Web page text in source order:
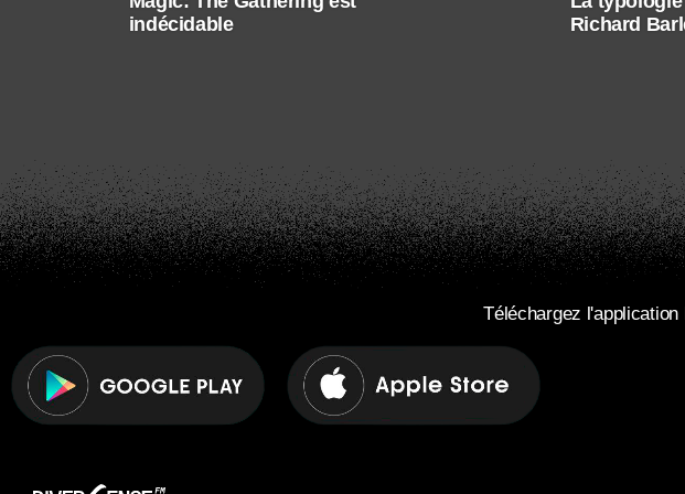
indécidable
Richard
Téléchargez l'application